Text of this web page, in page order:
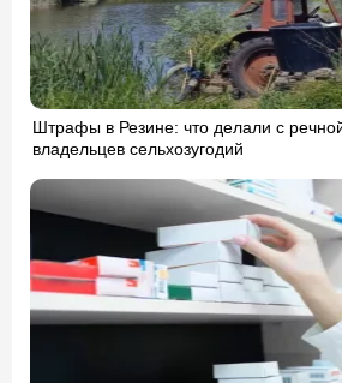
Штрафы в Резине: что делали с
владельцев сельхозугодий